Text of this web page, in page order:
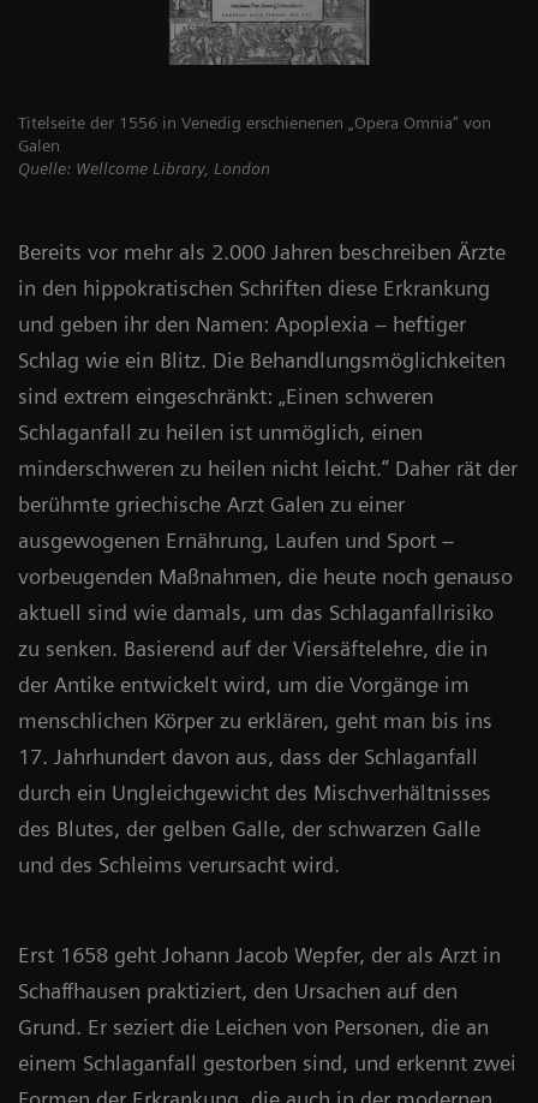
Titelseite der 1556 in Venedig erschienenen „Opera Omnia“ von
Galen
Quelle: Wellcome Library, London
Bereits vor mehr als 2.000 Jahren beschreiben Ärzte
in den hippokratischen Schriften diese Erkrankung
und geben ihr den Namen: Apoplexia – heftiger
Schlag wie ein Blitz. Die Behandlungsmöglichkeiten
sind extrem eingeschränkt: „Einen schweren
Schlaganfall zu heilen ist unmöglich, einen
minderschweren zu heilen nicht leicht.” Daher rät der
berühmte griechische Arzt Galen zu einer
ausgewogenen Ernährung, Laufen und Sport –
vorbeugenden Maßnahmen, die heute noch genauso
aktuell sind wie damals, um das Schlaganfallrisiko
zu senken. Basierend auf der Viersäftelehre, die in
der Antike entwickelt wird, um die Vorgänge im
menschlichen Körper zu erklären, geht man bis ins
17. Jahrhundert davon aus, dass der Schlaganfall
durch ein Ungleichgewicht des Mischverhältnisses
des Blutes, der gelben Galle, der schwarzen Galle
und des Schleims verursacht wird.
Erst 1658 geht Johann Jacob Wepfer, der als Arzt in
Schaffhausen praktiziert, den Ursachen auf den
Grund. Er seziert die Leichen von Personen, die an
einem Schlaganfall gestorben sind, und erkennt zwei